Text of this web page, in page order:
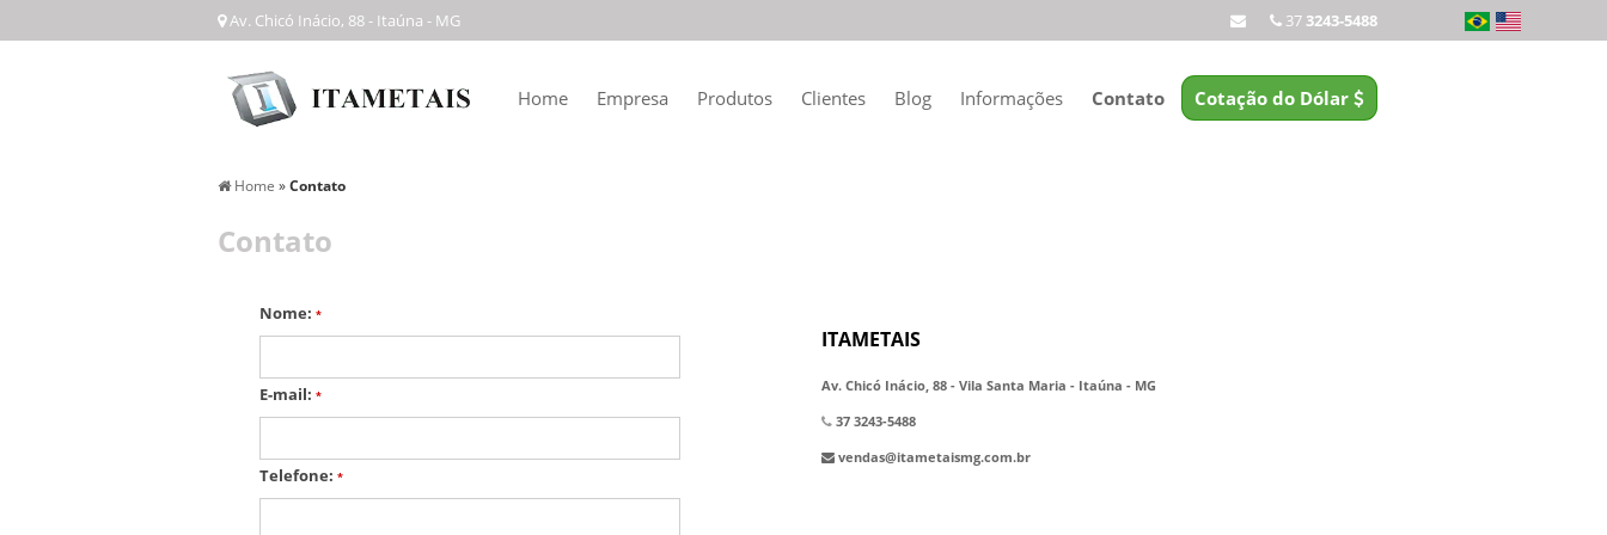
Av. Chicó Inácio, 88 - Itaúna - MG 373243-5488
Home Empresa Produtos Clientes Blog Informações Contato Cotação do Dólar
Home »Contato
Contato
Nome: *
E-mail: *
Telefone: *
ITAMETAIS
Av. Chicó Inácio, 88 - Vila Santa Maria - Itaúna - MG
37 3243-5488
vendas@itametaismg.com.br